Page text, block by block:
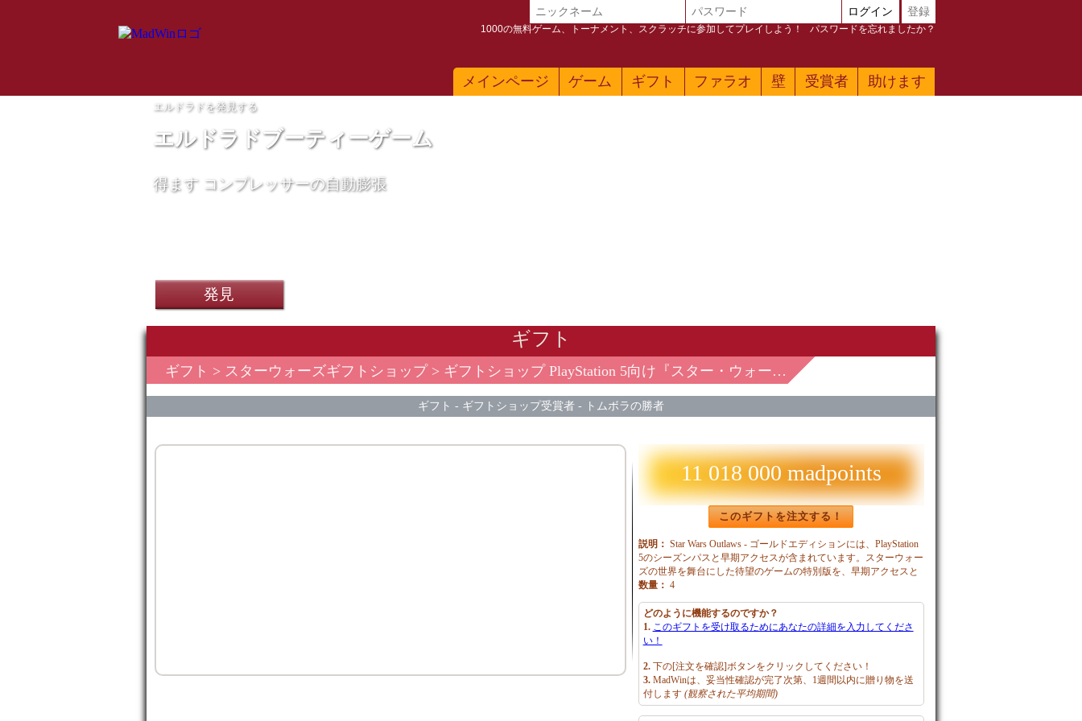
メインページ ゲーム ギフト ファラオ 壁 受賞者 助けます
ログイン 登録
1000の無料ゲーム、トーナメント、スクラッチに参加してプレイしよう！ パスワードを忘れましたか？
エルドラドを発見する
エルドラドブーティーゲーム
得ます コンプレッサーの自動膨張
発見
ギフト
ギフト > スターウォーズギフトショップ> ギフトショップ PlayStation 5向け『スター・ウォーズ アウトローズ ゴール
ギフト - ギフトショップ受賞者 - トムボラの勝者
11 018 000 madpoints
このギフトを注文する！
説明： Star Wars Outlaws - ゴールドエディションには、PlayStation
5のシーズンパスと早期アクセスが含まれています。スターウォー
ズの世界を舞台にした待望のゲームの特別版を、早期アクセスと
数量： 4
どのように機能するのですか？
1. このギフトを受け取るためにあなたの詳細を入力してくださ
い！
2.下の[注文を確認]ボタンをクリックしてください！
3.MadWinは、妥当性確認が完了次第、1週間以内に贈り物を送
付します(観察された平均期間)